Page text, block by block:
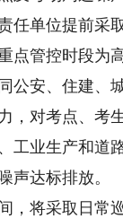
任单位提前采
管控时段为高
公安、住建、
，对考点、考
工业生产和道
声达标排放。
将采取日常巡